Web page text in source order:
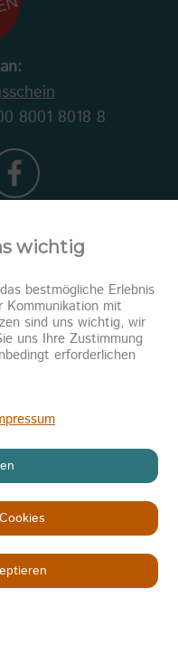
8001 8018 8
IN NOT
AGB
wichtig
bestmögliche Erlebnis
Kommunikation mit
sind uns wichtig, wir
uns Ihre Zustimmung
erforderlichen